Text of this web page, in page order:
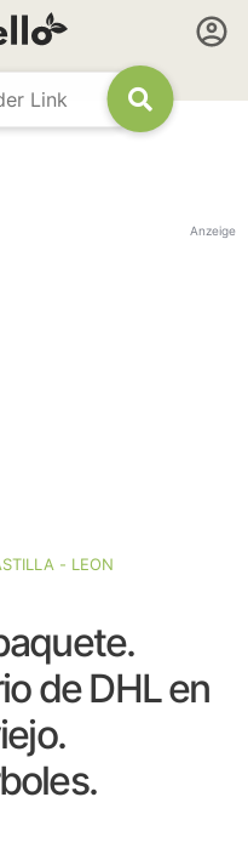
Anzeige
- LEON
de DHL en